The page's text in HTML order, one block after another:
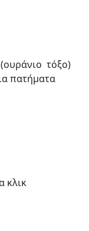
τόξο)
πατήματα
κλικ